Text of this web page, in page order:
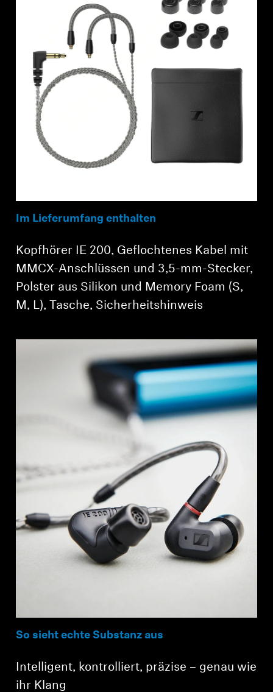
Im Lieferumfang enthalten
Kopfhörer IE 200, Geflochtenes Kabel mit
MMCX-Anschlüssen und 3,5-mm-Stecker,
Polster aus Silikon und Memory Foam (S,
M, L), Tasche, Sicherheitshinweis
So sieht echte Substanz aus
Intelligent, kontrolliert, präzise – genau wie
ihr Klang
Anmeldung erforderlich
Melden Sie sich bei Ihrem Konto an, um
Ihre zuvor gespeicherten Artikel anzuzeigen.
Login